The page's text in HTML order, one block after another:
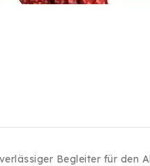
Begleiter für